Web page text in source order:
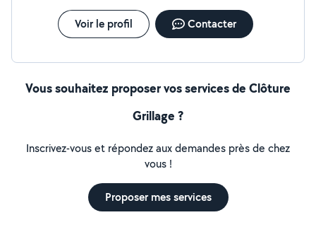
Voir le profil Contacter
Vous souhaitez proposer vos services de Clôture
Grillage ?
Inscrivez-vous et répondez aux demandes près de chez
vous !
Proposer mes services